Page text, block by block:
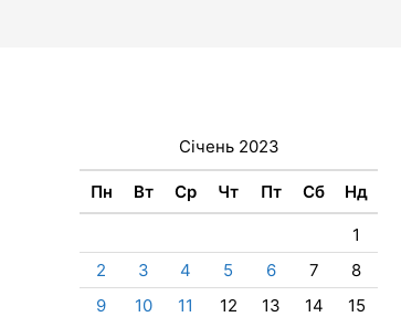
Січень 2023
Пн Вт Ср Чт Пт Сб Нд
1
2
3 4 5 6 7
8
9
10 11 12 13 14
15